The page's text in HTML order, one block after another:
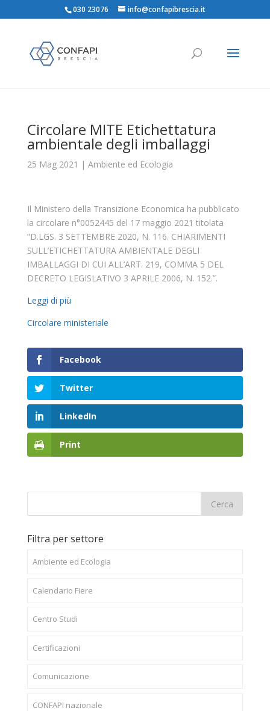
030 23076 info@confapibrescia.it
Circolare MITE Etichettatura
ambientale degli imballaggi
25 Mag 2021 | Ambiente ed Ecologia
Il Ministero della Transizione Economica ha pubblicato
la circolare n°0052445 del 17 maggio 2021 titolata
“D.LGS. 3 SETTEMBRE 2020, N. 116. CHIARIMENTI
SULL’ETICHETTATURA AMBIENTALE DEGLI
IMBALLAGGI DI CUI ALL’ART. 219, COMMA 5 DEL
DECRETO LEGISLATIVO 3 APRILE 2006, N. 152.”.
Leggi di più
Circolare ministeriale
Facebook
Twitter
LinkedIn
Print
Filtra per settore
Ambiente ed Ecologia
Calendario Fiere
Centro Studi
Certificazioni
Comunicazione
CONFAPI nazionale